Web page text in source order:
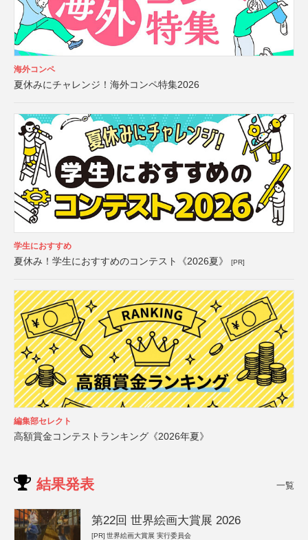
海外コンペ
夏休みにチャレンジ！海外コンペ特集2026
学生におすすめ
夏休み！学生におすすめのコンテスト《2026夏》 [PR]
編集部セレクト
高額賞金コンテストランキング《2026年夏》
結果発表 一覧
第22回 世界絵画大賞展 2026
[PR] 世界絵画大賞展 実行委員会